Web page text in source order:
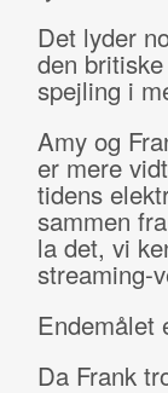
Det lyder
den
spejling i
Amy og
er mere
tidens
sammen
la det, vi
streaming-
Endemålet
Da Frank